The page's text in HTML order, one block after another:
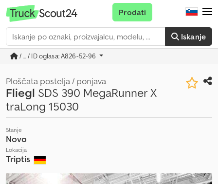
Iskanje
Prodati
/ ... / ID oglasa: A826-52-96
Ploščata postelja / ponjava
Fliegl SDS 390 MegaRunner X
traLong 15030
Stanje
Novo
Lokacija
Triptis